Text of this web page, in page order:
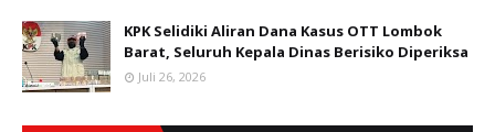
KPK Selidiki Aliran Dana Kasus OTT Lombok
Barat, Seluruh Kepala Dinas Berisiko Diperiksa
Juli 26, 2026